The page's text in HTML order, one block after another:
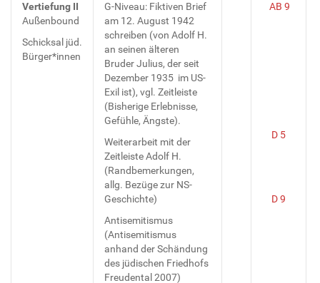
Vertiefung II
Außenbound
Schicksal jüd.
Bürger*innen
G-Niveau: Fiktiven Brief
am 12. August 1942
schreiben (von Adolf H.
an seinen älteren
Bruder Julius, der seit
Dezember 1935 im US-
Exil ist), vgl. Zeitleiste
(Bisherige Erlebnisse,
Gefühle, Ängste).
Weiterarbeit mit der
Zeitleiste Adolf H.
(Randbemerkungen,
allg. Bezüge zur NS-
Geschichte)
Antisemitismus
(Antisemitismus
anhand der Schändung
des jüdischen Friedhofs
Freudental 2007)
AB 9
D 5
D 9